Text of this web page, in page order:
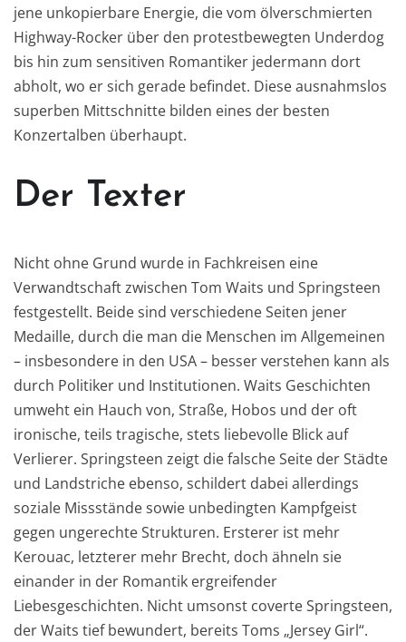
jene unkopierbare Energie, die vom ölverschmierten
Highway-Rocker über den protestbewegten Underdog
bis hin zum sensitiven Romantiker jedermann dort
abholt, wo er sich gerade befindet. Diese ausnahmslos
superben Mittschnitte bilden eines der besten
Konzertalben überhaupt.
Der Texter
Nicht ohne Grund wurde in Fachkreisen eine
Verwandtschaft zwischen Tom Waits und Springsteen
festgestellt. Beide sind verschiedene Seiten jener
Medaille, durch die man die Menschen im Allgemeinen
– insbesondere in den USA – besser verstehen kann als
durch Politiker und Institutionen. Waits Geschichten
umweht ein Hauch von, Straße, Hobos und der oft
ironische, teils tragische, stets liebevolle Blick auf
Verlierer. Springsteen zeigt die falsche Seite der Städte
und Landstriche ebenso, schildert dabei allerdings
soziale Missstände sowie unbedingten Kampfgeist
gegen ungerechte Strukturen. Ersterer ist mehr
Kerouac, letzterer mehr Brecht, doch ähneln sie
einander in der Romantik ergreifender
Liebesgeschichten. Nicht umsonst coverte Springsteen,
der Waits tief bewundert, bereits Toms „Jersey Girl“.